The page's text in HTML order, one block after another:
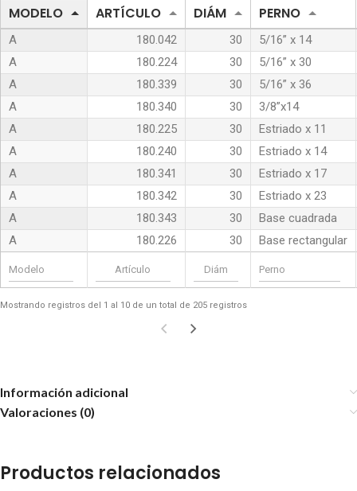
MODELO ARTÍCULO DIÁM PERNO
A 180.042 30
5/16” x 14
A
180.224 30
5/16” x 30
A
180.339 30
5/16” x 36
A
180.340 30
3/8”x14
A
180.225 30
Estriado x 11
A
180.240 30
Estriado x 14
A
180.341 30
Estriado x 17
A
180.342 30
Estriado x 23
A
180.343 30
Base cuadrada
A
180.226 30 Base rectangular
Mostrando registros del 1 al 10 de un total de 205 registros
Información adicional
Valoraciones (0)
Productos relacionados